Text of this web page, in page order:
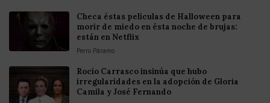
Checa éstas películas de Halloween para
morir de miedo en ésta noche de brujas:
están en Netflix
Perro Páramo
Rocío Carrasco insinúa que hubo
irregularidades en la adopción de Gloria
Camila y José Fernando